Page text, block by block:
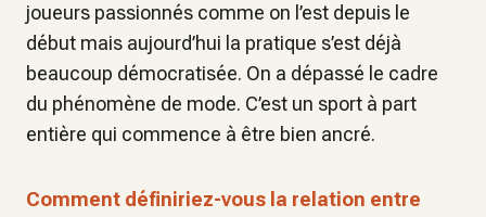
joueurs passionnés comme on l’est depuis le
début mais aujourd’hui la pratique s’est déjà
beaucoup démocratisée. On a dépassé le cadre
du phénomène de mode. C’est un sport à part
entière qui commence à être bien ancré.
Comment définiriez-vous la relation entre